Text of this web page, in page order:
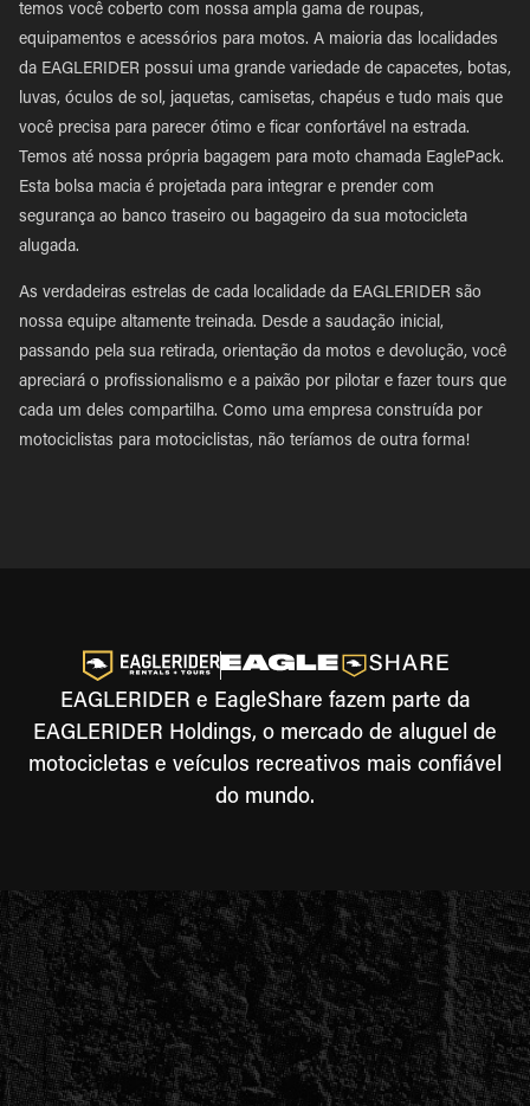
temos você coberto com nossa ampla gama de roupas,
equipamentos e acessórios para motos. A maioria das localidades
da EAGLERIDER possui uma grande variedade de capacetes, botas,
luvas, óculos de sol, jaquetas, camisetas, chapéus e tudo mais que
você precisa para parecer ótimo e ficar confortável na estrada.
Temos até nossa própria bagagem para moto chamada EaglePack.
Esta bolsa macia é projetada para integrar e prender com
segurança ao banco traseiro ou bagageiro da sua motocicleta
alugada.
As verdadeiras estrelas de cada localidade da EAGLERIDER são
nossa equipe altamente treinada. Desde a saudação inicial,
passando pela sua retirada, orientação da motos e devolução, você
apreciará o profissionalismo e a paixão por pilotar e fazer tours que
cada um deles compartilha. Como uma empresa construída por
motociclistas para motociclistas, não teríamos de outra forma!
EAGLERIDER e EagleShare fazem parte da
EAGLERIDER Holdings, o mercado de aluguel de
motocicletas e veículos recreativos mais confiável
do mundo.